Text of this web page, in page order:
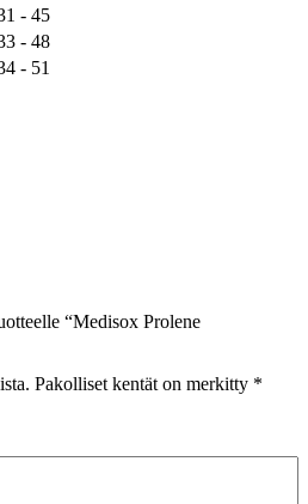
- 45
- 48
- 51
“Medisox Prolene
Pakolliset kentät on merkitty *